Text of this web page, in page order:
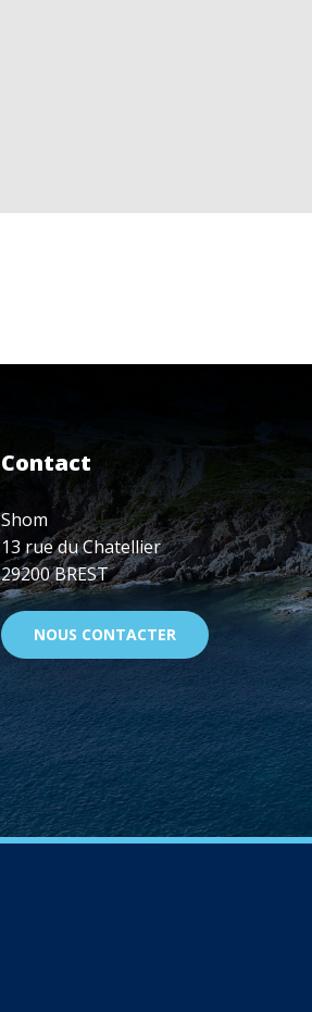
Contact
Shom
13 rue du Chatellier
29200 BREST
NOUS CONTACTER